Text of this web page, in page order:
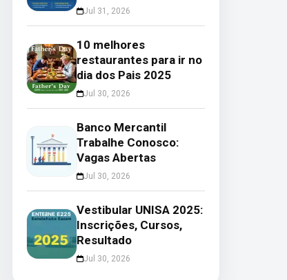
Jul 31, 2026
10 melhores
restaurantes para ir no
dia dos Pais 2025
Jul 30, 2026
Banco Mercantil
Trabalhe Conosco:
Vagas Abertas
Jul 30, 2026
Vestibular UNISA 2025:
Inscrições, Cursos,
Resultado
Jul 30, 2026